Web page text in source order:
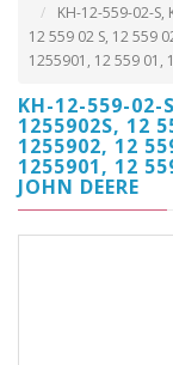
KH-12-559-02-S,
12 559 02 S, 12 559
1255901, 12 559 01,
KH-12-559-02-
1255902S, 12
1255902, 12
1255901, 12
JOHN DEERE